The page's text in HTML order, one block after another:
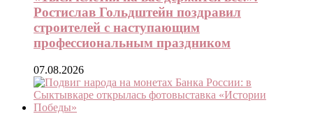
Ростислав Гольдштейн поздравил
строителей с наступающим
профессиональным праздником
07.08.2026